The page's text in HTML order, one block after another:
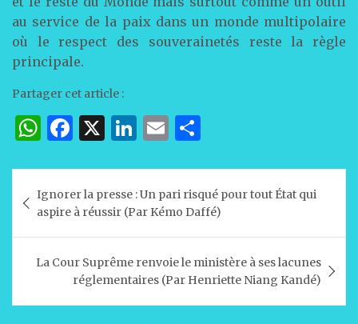
au service de la paix dans un monde multipolaire
où le respect des souverainetés reste la règle
principale.
Partager cet article :
W
at
s
A
p
F
c
e
b
o
o
k
X Li
k
e
dI
n
E
ai
l
ta
g
er
de
l’article
Ignorer la presse : Un pari risqué pour tout État qui
aspire à réussir (Par Kémo Daffé)
La Cour Suprême renvoie le ministère à ses lacunes
réglementaires (Par Henriette Niang Kandé)